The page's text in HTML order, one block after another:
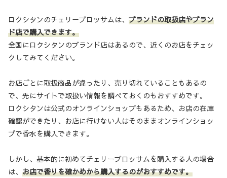
ロクシタンのチェリーブロッサムは、 ブランドの取扱店やブラン
ド店で購入できます。
全国にロクシタンのブランド店はあるので、近くのお店をチェッ
クしてみてください。
お店ごとに取扱商品が違ったり、売り切れていることもあるの
で、先にサイトで取扱い情報を調べておくのもおすすめです。
ロクシタンは公式のオンラインショップもあるため、お店の在庫
確認ができたり、お店に行けない人はそのままオンラインショッ
プで香水を購入できます。
しかし、基本的に初めてチェリーブロッサムを購入する人の場合
は、 お店で香りを確かめから購入するのがおすすめです。